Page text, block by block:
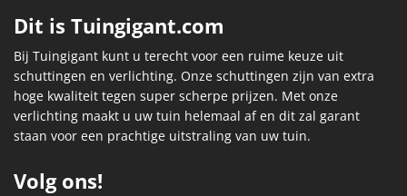
Dit is Tuingigant.com
Bij Tuingigant kunt u terecht voor een ruime keuze uit
schuttingen en verlichting. Onze schuttingen zijn van extra
hoge kwaliteit tegen super scherpe prijzen. Met onze
verlichting maakt u uw tuin helemaal af en dit zal garant
staan voor een prachtige uitstraling van uw tuin.
Volg ons!